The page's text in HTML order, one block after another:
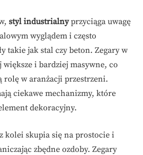
styl industrialnyprzyciąga uwagę
wyglądem i często
takie jak stal czy beton. Zegary w
większe i bardziej masywne, co
rolę w aranżacji przestrzeni.
ciekawe mechanizmy, które
dekoracyjny.
kolei skupia się na prostocie i
zbędne ozdoby. Zegary